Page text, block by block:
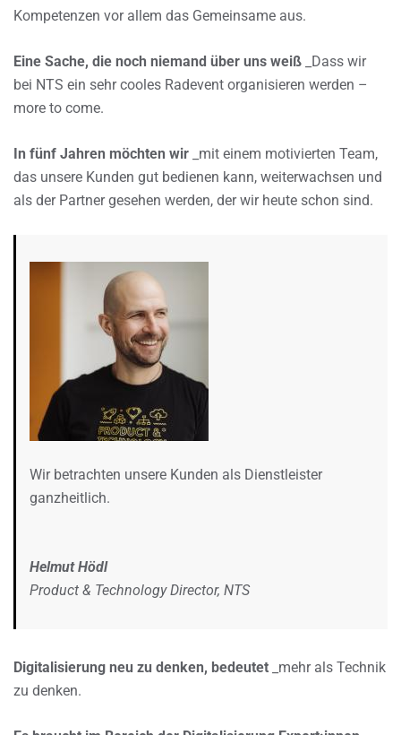
Kompetenzen vor allem das Gemeinsame aus.
Eine Sache, die noch niemand über uns weiß _Dass wir
bei NTS ein sehr cooles Radevent organisieren werden –
more to come.
In fünf Jahren möchten wir _mit einem motivierten Team,
das unsere Kunden gut bedienen kann, weiterwachsen und
als der Partner gesehen werden, der wir heute schon sind.
Wir betrachten unsere Kunden als Dienstleister
ganzheitlich.
Helmut Hödl
Product & Technology Director, NTS
Digitalisierung neu zu denken, bedeutet _mehr als Technik
zu denken.